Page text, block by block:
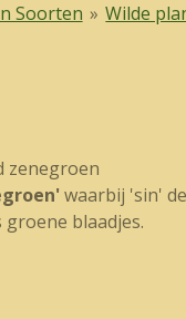
Soorten » Wilde
zenegroen
waarbij 'sin'
blaadjes.